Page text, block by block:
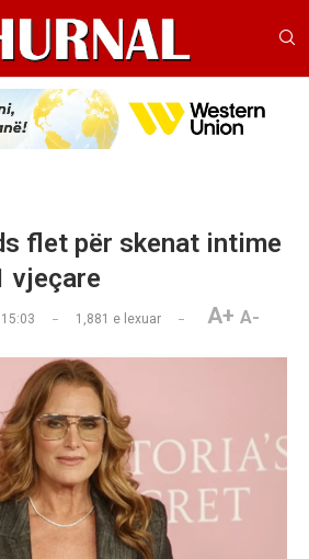
flet për skenat intime
vjeçare
1,881 e lexuar A+ A-